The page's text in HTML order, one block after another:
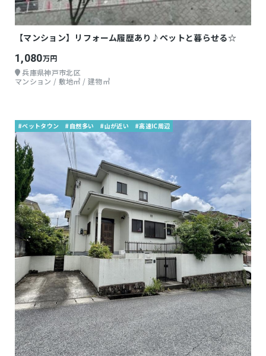
【マンション】リフォーム履歴あり♪ペットと暮らせる☆
1,080万円
兵庫県神戸市北区
マンション / 敷地㎡ / 建物㎡
#ベットタウン #自然多い #山が近い #高速IC周辺